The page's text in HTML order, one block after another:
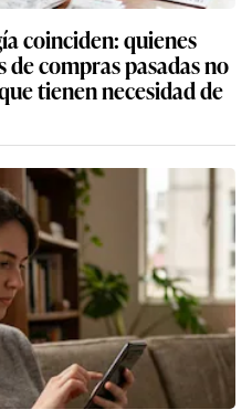
coinciden: quienes
compras pasadas no
tienen necesidad de